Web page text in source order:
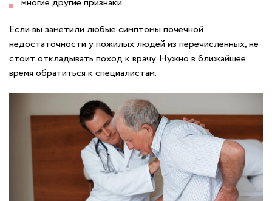
Если вы заметили любые симптомы почечной
недостаточности у пожилых людей из перечисленных, не
стоит откладывать поход к врачу. Нужно в ближайшее
время обратиться к специалистам.